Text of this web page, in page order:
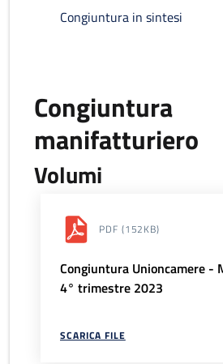
Congiuntura in sintesi
Congiuntura
manifatturiero
Volumi
PDF (152KB)
Congiuntura Unioncamere -
4° trimestre 2023
SCARICA FILE